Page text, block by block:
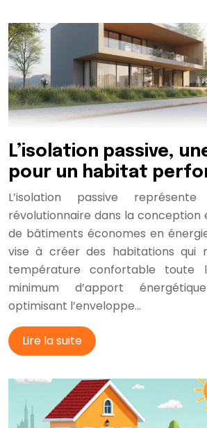
L’isolation passive,
pour un habitat
L’isolation passive
révolutionnaire dans la
de bâtiments économes en
vise à créer des habitations qui
température confortable toute
minimum d’apport
optimisant l’enveloppe…
Lire la suite